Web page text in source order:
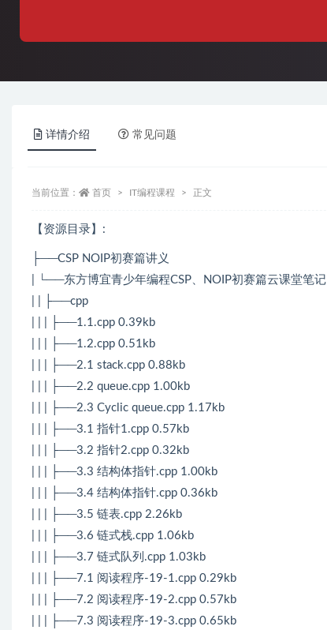
详情介绍 常见问题
当前位置： 首页 IT编程课程 正文
【资源目录】:
├──CSP NOIP初赛篇讲义
| └──东方博宜青少年编程CSP、NOIP初赛篇云课堂笔记
| | ├──cpp
| | | ├──1.1.cpp 0.39kb
| | | ├──1.2.cpp 0.51kb
| | | ├──2.1 stack.cpp 0.88kb
| | | ├──2.2 queue.cpp 1.00kb
| | | ├──2.3 Cyclic queue.cpp 1.17kb
| | | ├──3.1 指针1.cpp 0.57kb
| | | ├──3.2 指针2.cpp 0.32kb
| | | ├──3.3 结构体指针.cpp 1.00kb
| | | ├──3.4 结构体指针.cpp 0.36kb
| | | ├──3.5 链表.cpp 2.26kb
| | | ├──3.6 链式栈.cpp 1.06kb
| | | ├──3.7 链式队列.cpp 1.03kb
| | | ├──7.1 阅读程序-19-1.cpp 0.29kb
| | | ├──7.2 阅读程序-19-2.cpp 0.57kb
| | | ├──7.3 阅读程序-19-3.cpp 0.65kb